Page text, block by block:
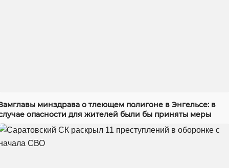
минздрава о тлеющем полигоне в Энгельсе: в
опасности для жителей были бы приняты меры